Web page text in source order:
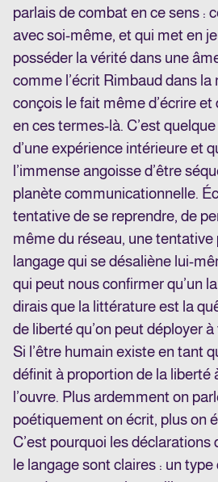
parlais de combat en ce sens :
avec soi-même, et qui met en
posséder la vérité dans une
comme l’écrit Rimbaud dans la
conçois le fait même d’écrire
en ces termes-là. C’est
d’une expérience intérieure et
l’immense angoisse d’être
planète communicationnelle.
tentative de se reprendre, de
même du réseau, une tentative
langage qui se désaliène lui-
qui peut nous confirmer qu’un
dirais que la littérature est la
de liberté qu’on peut déployer
Si l’être humain existe en tant
définit à proportion de la liberté
l’ouvre. Plus ardemment on
poétiquement on écrit, plus on
C’est pourquoi les déclarations
le langage sont claires : un